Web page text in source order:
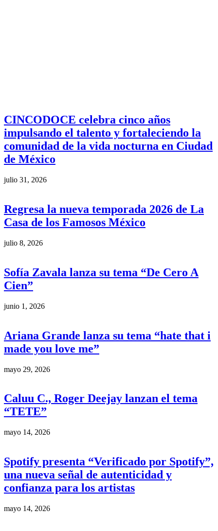
CINCODOCE celebra cinco años
impulsando el talento y fortaleciendo la
comunidad de la vida nocturna en Ciudad
de México
julio 31, 2026
Regresa la nueva temporada 2026 de La
Casa de los Famosos México
julio 8, 2026
Sofía Zavala lanza su tema “De Cero A
Cien”
junio 1, 2026
Ariana Grande lanza su tema “hate that i
made you love me”
mayo 29, 2026
Caluu C., Roger Deejay lanzan el tema
“TETE”
mayo 14, 2026
Spotify presenta “Verificado por Spotify”,
una nueva señal de autenticidad y
confianza para los artistas
mayo 14, 2026